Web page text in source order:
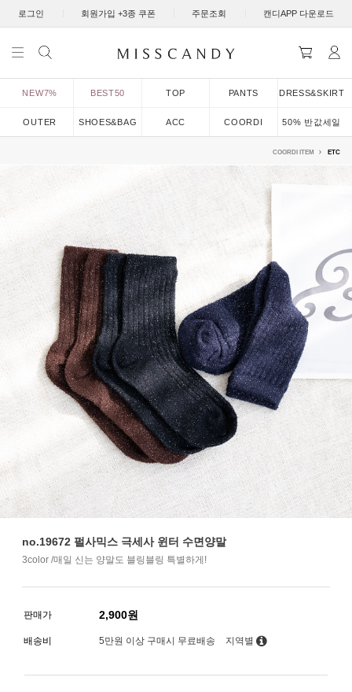
로그인 회원가입 +3종 쿠폰 주문조회 캔디APP 다운로드
NEW7% BEST50 TOP PANTS DRESS&SKIRT
OUTER SHOES&BAG ACC COORDI 50% 반값세일
COORDI ITEM ETC
no.19672 펄사믹스 극세사 윈터 수면양말
3color /매일 신는 양말도 블링블링 특별하게!
판매가 2,900원
배송비 5만원 이상 구매시 무료배송 지역별